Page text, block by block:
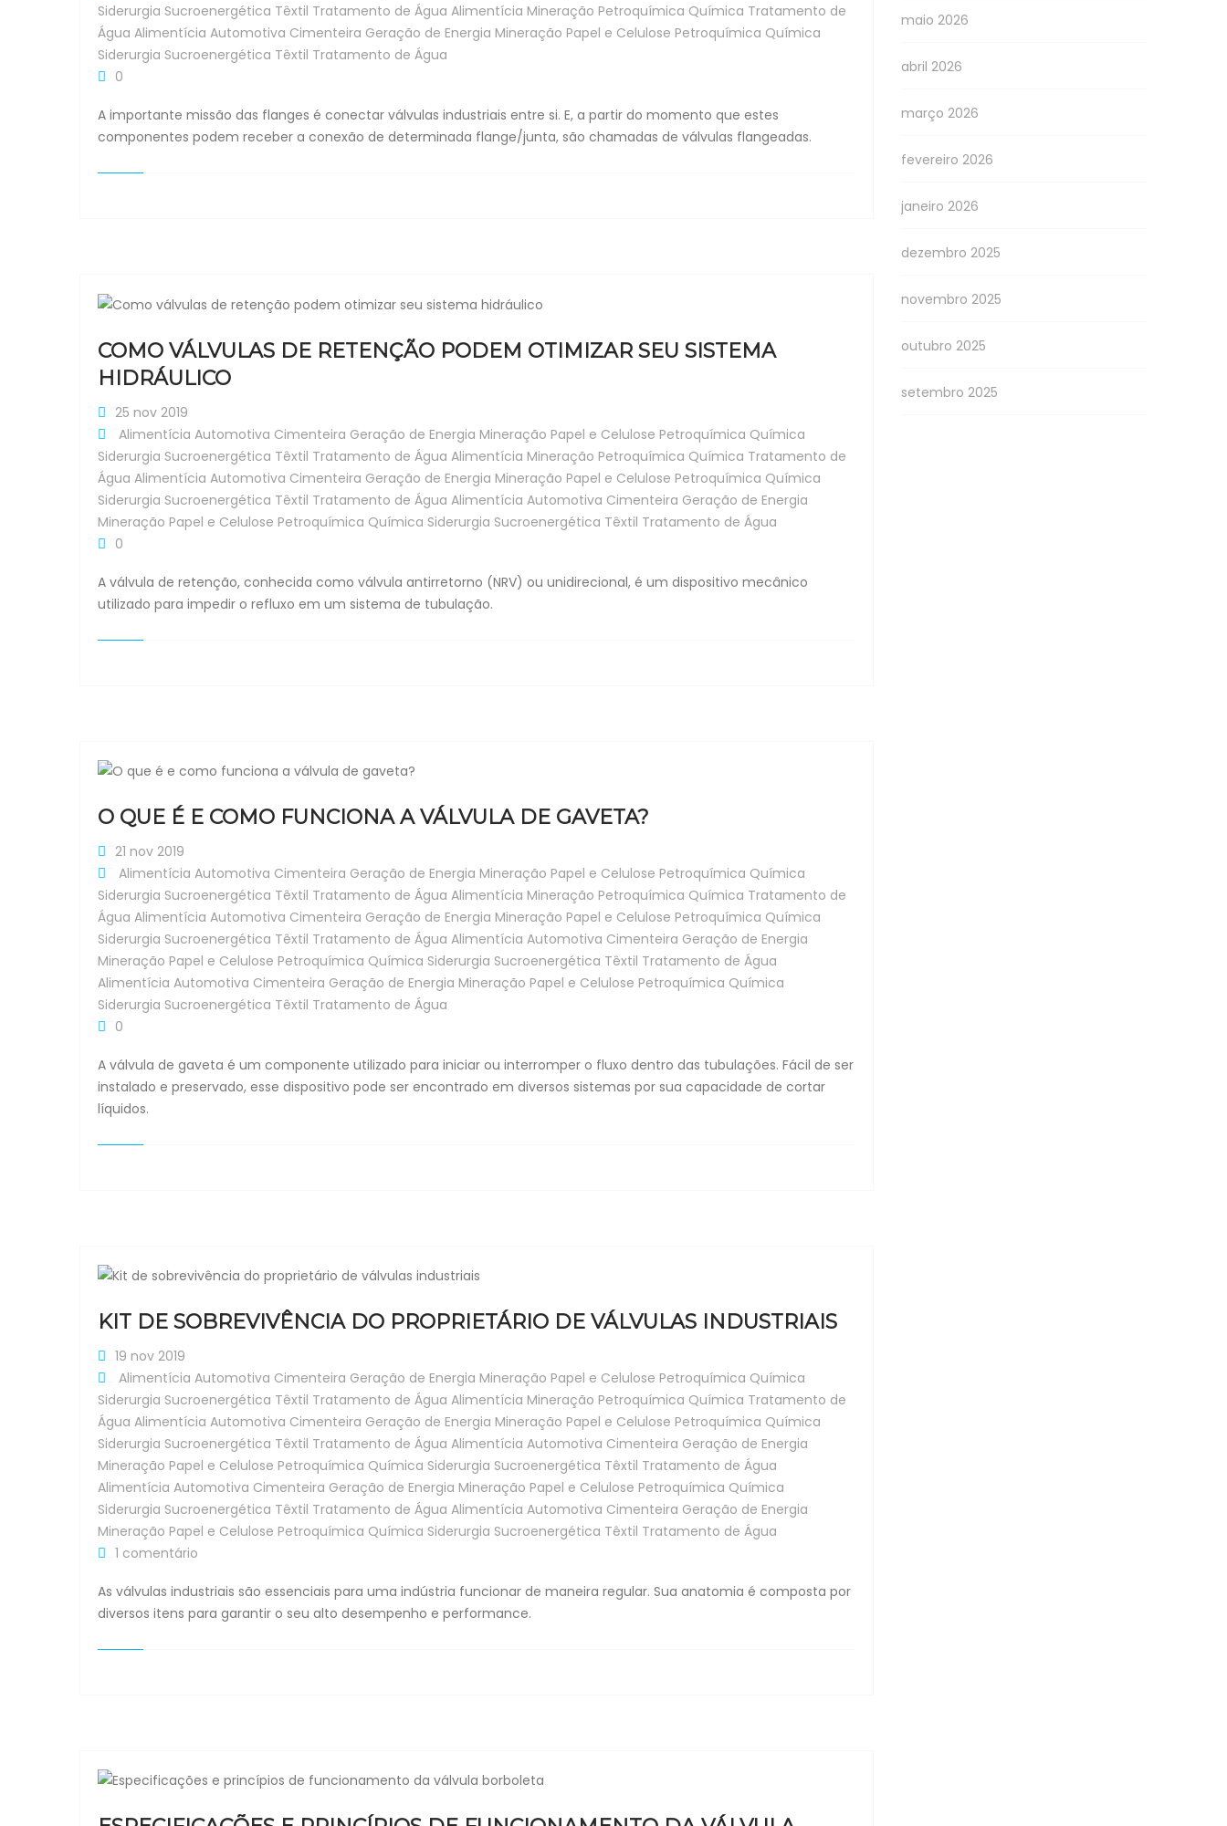
Siderurgia Sucroenergética Têxtil Tratamento de Água Alimentícia Mineração Petroquímica Química Tratamento de
Água Alimentícia Automotiva Cimenteira Geração de Energia Mineração Papel e Celulose Petroquímica Química
Siderurgia Sucroenergética Têxtil Tratamento de Água
0
A importante missão das flanges é conectar válvulas industriais entre si. E, a partir do momento que estes
componentes podem receber a conexão de determinada flange/junta, são chamadas de válvulas flangeadas.
COMO VÁLVULAS DE RETENÇÃO PODEM OTIMIZAR SEU SISTEMA
HIDRÁULICO
25 nov 2019
Alimentícia Automotiva Cimenteira Geração de Energia Mineração Papel e Celulose Petroquímica Química
Siderurgia Sucroenergética Têxtil Tratamento de Água Alimentícia Mineração Petroquímica Química Tratamento de
Água Alimentícia Automotiva Cimenteira Geração de Energia Mineração Papel e Celulose Petroquímica Química
Siderurgia Sucroenergética Têxtil Tratamento de Água Alimentícia Automotiva Cimenteira Geração de Energia
Mineração Papel e Celulose Petroquímica Química Siderurgia Sucroenergética Têxtil Tratamento de Água
0
A válvula de retenção, conhecida como válvula antirretorno (NRV) ou unidirecional, é um dispositivo mecânico
utilizado para impedir o refluxo em um sistema de tubulação.
O QUE É E COMO FUNCIONA A VÁLVULA DE GAVETA?
21 nov 2019
Alimentícia Automotiva Cimenteira Geração de Energia Mineração Papel e Celulose Petroquímica Química
Siderurgia Sucroenergética Têxtil Tratamento de Água Alimentícia Mineração Petroquímica Química Tratamento de
Água Alimentícia Automotiva Cimenteira Geração de Energia Mineração Papel e Celulose Petroquímica Química
Siderurgia Sucroenergética Têxtil Tratamento de Água Alimentícia Automotiva Cimenteira Geração de Energia
Mineração Papel e Celulose Petroquímica Química Siderurgia Sucroenergética Têxtil Tratamento de Água
Alimentícia Automotiva Cimenteira Geração de Energia Mineração Papel e Celulose Petroquímica Química
Siderurgia Sucroenergética Têxtil Tratamento de Água
0
A válvula de gaveta é um componente utilizado para iniciar ou interromper o fluxo dentro das tubulações. Fácil de ser
instalado e preservado, esse dispositivo pode ser encontrado em diversos sistemas por sua capacidade de cortar
líquidos.
KIT DE SOBREVIVÊNCIA DO PROPRIETÁRIO DE VÁLVULAS INDUSTRIAIS
19 nov 2019
Alimentícia Automotiva Cimenteira Geração de Energia Mineração Papel e Celulose Petroquímica Química
Siderurgia Sucroenergética Têxtil Tratamento de Água Alimentícia Mineração Petroquímica Química Tratamento de
Água Alimentícia Automotiva Cimenteira Geração de Energia Mineração Papel e Celulose Petroquímica Química
Siderurgia Sucroenergética Têxtil Tratamento de Água Alimentícia Automotiva Cimenteira Geração de Energia
Mineração Papel e Celulose Petroquímica Química Siderurgia Sucroenergética Têxtil Tratamento de Água
Alimentícia Automotiva Cimenteira Geração de Energia Mineração Papel e Celulose Petroquímica Química
Siderurgia Sucroenergética Têxtil Tratamento de Água Alimentícia Automotiva Cimenteira Geração de Energia
Mineração Papel e Celulose Petroquímica Química Siderurgia Sucroenergética Têxtil Tratamento de Água
1 comentário
As válvulas industriais são essenciais para uma indústria funcionar de maneira regular. Sua anatomia é composta por
diversos itens para garantir o seu alto desempenho e performance.
maio 2026
abril 2026
março 2026
fevereiro 2026
janeiro 2026
dezembro 2025
novembro 2025
outubro 2025
setembro 2025